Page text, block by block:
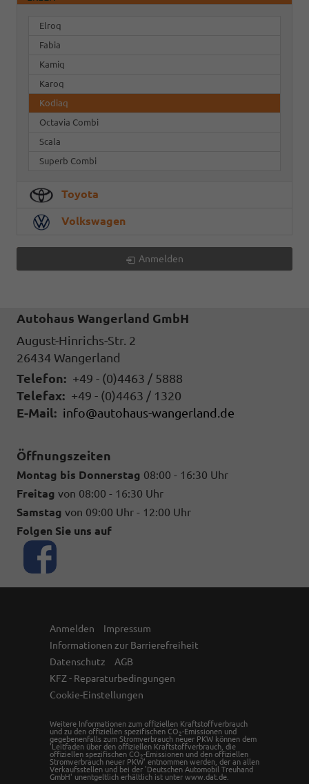
Elroq
Fabia
Kamiq
Karoq
Kodiaq
Octavia Combi
Scala
Superb Combi
Toyota
Volkswagen
Anmelden
Autohaus Wangerland GmbH
August-Hinrichs-Str. 2
26434 Wangerland
Telefon: +49 - (0)4463 / 5888
Telefax: +49 - (0)4463 / 1320
E-Mail: info@autohaus-wangerland.de
Öffnungszeiten
Montag bis Donnerstag 08:00 - 16:30 Uhr
Freitag von 08:00 - 16:30 Uhr
Samstag von 09:00 Uhr - 12:00 Uhr
Folgen Sie uns auf
Anmelden
Impressum
Informationen zur Barrierefreiheit
Datenschutz
AGB
KFZ - Reparaturbedingungen
Cookie-Einstellungen
Weitere Informationen zum offiziellen Kraftstoffverbrauch
und zu den offiziellen spezifischen CO 2-Emissionen und
gegebenenfalls zum Stromverbrauch neuer PKW können dem
'Leitfaden über den offiziellen Kraftstoffverbrauch, die
offiziellen spezifischen CO 2-Emissionen und den offiziellen
Stromverbrauch neuer PKW' entnommen werden, der an allen
Verkaufsstellen und bei der 'Deutschen Automobil Treuhand
GmbH' unentgeltlich erhältlich ist unter www.dat.de.